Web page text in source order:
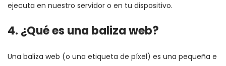
ejecuta en nuestro servidor o en tu dispositivo.
4. ¿Qué es una baliza web?
Una baliza web (o una etiqueta de píxel) es una pequeña e